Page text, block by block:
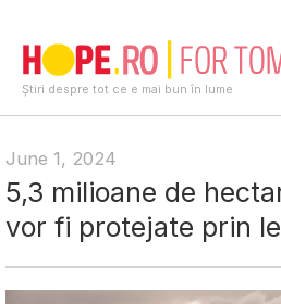
content
Știri despre tot ce e mai bun în lume
June 1, 2024
5,3 milioane de
vor fi protejate prin